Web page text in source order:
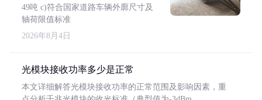
49吨 c)符合国家道路车辆外廓尺寸及
轴荷限值标准
2026年8月4日
光模块接收功率多少是正常
本文详细解答光模块接收功率的正常范围及影响因素，重